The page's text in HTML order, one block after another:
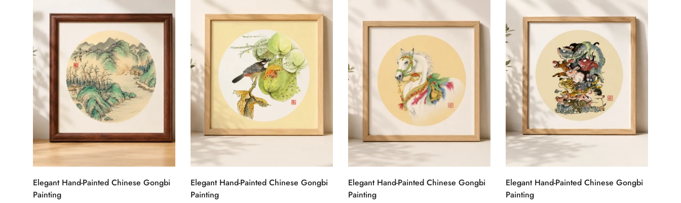
クイック追加
Elegant Hand-Painted Chinese Gongbi
Painting
クイック追加
Elegant Hand-Painted Chinese Gongbi
Painting
クイック追加
Elegant Hand-Painted Chinese Gongbi
Painting
クイック追加
Elegant Hand-Painted Chinese Gongbi
Painting
Confirm your age
Are you 18 years old or older?
No, I'm not Yes, I am